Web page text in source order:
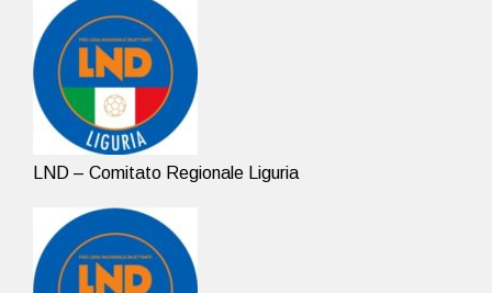
LND – Comitato Regionale Liguria